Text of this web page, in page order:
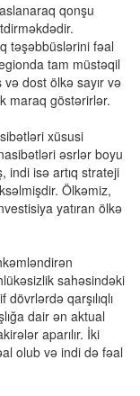
qonşu
təşəbbüslərini fəal
tam müstəqil
dost ölkə sayır və
maraq göstərirlər.
xüsusi
əsrlər boyu
indi isə artıq strateji
Ölkəmiz,
yatıran ölkə
sahəsindəki
qarşılıqlı
dair ən aktual
aparılır. İki
olub və indi də fəal